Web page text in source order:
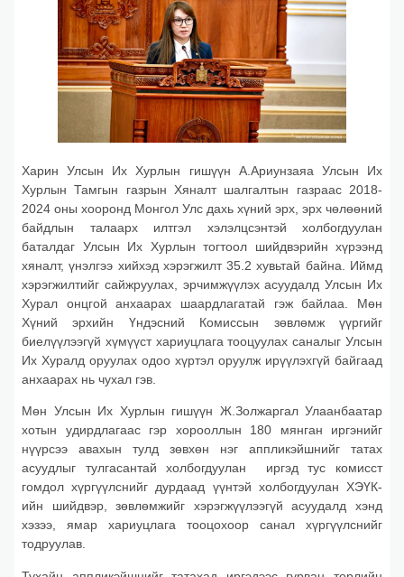
Харин Улсын Их Хурлын гишүүн А.Ариунзаяа Улсын Их
Хурлын Тамгын газрын Хяналт шалгалтын газраас 2018-
2024 оны хооронд Монгол Улс дахь хүний эрх, эрх чөлөөний
байдлын талаарх илтгэл хэлэлцсэнтэй холбогдуулан
баталдаг Улсын Их Хурлын тогтоол шийдвэрийн хүрээнд
хяналт, үнэлгээ хийхэд хэрэгжилт 35.2 хувьтай байна. Иймд
хэрэгжилтийг сайжруулах, эрчимжүүлэх асуудалд Улсын Их
Хурал онцгой анхаарах шаардлагатай гэж байлаа. Мөн
Хүний эрхийн Үндэсний Комиссын зөвлөмж үүргийг
биелүүлээгүй хүмүүст хариуцлага тооцуулах саналыг Улсын
Их Хуралд оруулах одоо хүртэл оруулж ирүүлэхгүй байгаад
анхаарах нь чухал гэв.
Мөн Улсын Их Хурлын гишүүн Ж.Золжаргал Улаанбаатар
хотын удирдлагаас гэр хорооллын 180 мянган иргэнийг
нүүрсээ авахын тулд зөвхөн нэг аппликэйшнийг татах
асуудлыг тулгасантай холбогдуулан иргэд тус комисст
гомдол хүргүүлснийг дурдаад үүнтэй холбогдуулан ХЭҮК-
ийн шийдвэр, зөвлөмжийг хэрэгжүүлээгүй асуудалд хэнд
хэзээ, ямар хариуцлага тооцохоор санал хүргүүлснийг
тодруулав.